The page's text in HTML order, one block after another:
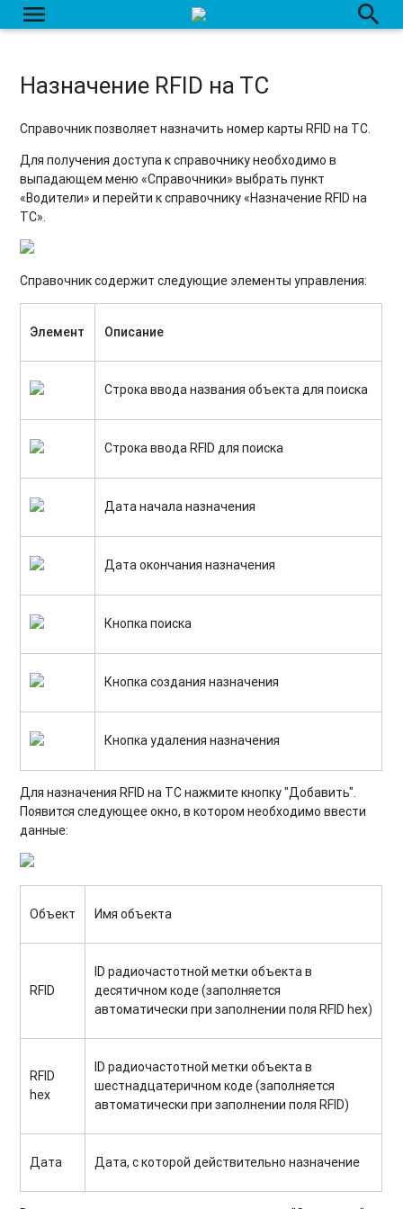
menu search
Назначение RFID на ТС
Справочник позволяет назначить номер карты RFID на ТС.
Для получения доступа к справочнику необходимо в
выпадающем меню «Справочники» выбрать пункт
«Водители» и перейти к справочнику «Назначение RFID на
ТС».
Справочник содержит следующие элементы управления:
Элемент Описание
Строка ввода названия объекта для поиска
Строка ввода RFID для поиска
Дата начала назначения
Дата окончания назначения
Кнопка поиска
Кнопка создания назначения
Кнопка удаления назначения
Для назначения RFID на ТС нажмите кнопку "Добавить".
Появится следующее окно, в котором необходимо ввести
данные:
Объект Имя объекта
RFID
ID радиочастотной метки объекта в
десятичном коде (заполняется
автоматически при заполнении поля RFID hex)
RFID
hex
ID радиочастотной метки объекта в
шестнадцатеричном коде (заполняется
автоматически при заполнении поля RFID)
Дата Дата, с которой действительно назначение